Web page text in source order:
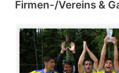
Firmen-/Vereins &